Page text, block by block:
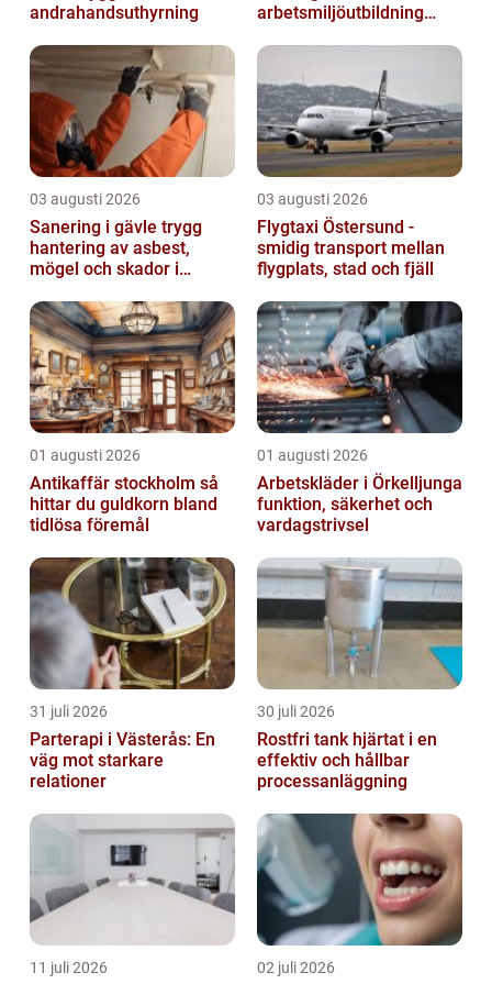
andrahandsuthyrning
arbetsmiljöutbildning
03 augusti 2026
Sanering i gävle trygg
hantering av asbest,
mögel och skador i
03 augusti 2026
Flygtaxi Östersund -
smidig transport mellan
flygplats, stad och fjäll
01 augusti 2026
Antikaffär stockholm så
hittar du guldkorn bland
tidlösa föremål
01 augusti 2026
Arbetskläder i Örkelljunga
funktion, säkerhet och
vardagstrivsel
31 juli 2026
Parterapi i Västerås: En
väg mot starkare
relationer
30 juli 2026
Rostfri tank hjärtat i en
effektiv och hållbar
processanläggning
11 juli 2026 02 juli 2026